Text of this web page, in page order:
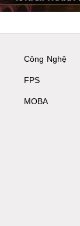
Công Nghệ
FPS
MOBA